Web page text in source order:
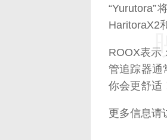
“Yurutora”
HaritoraX2
ROOX表示
管追踪器通
你会更舒适
更多信息请